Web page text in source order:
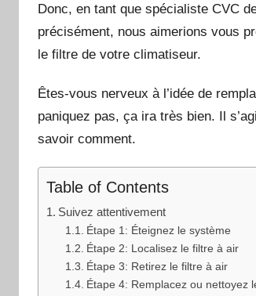
Donc, en tant que spécialiste CVC
précisément, nous aimerions vous
le filtre de votre climatiseur.
Êtes-vous nerveux à l’idée de
paniquez pas, ça ira très bien. Il
savoir comment.
Table of Contents
Suivez attentivement
Étape 1: Éteignez le système
Étape 2: Localisez le filtre à air
Étape 3: Retirez le filtre à air
Étape 4: Remplacez ou nettoyez